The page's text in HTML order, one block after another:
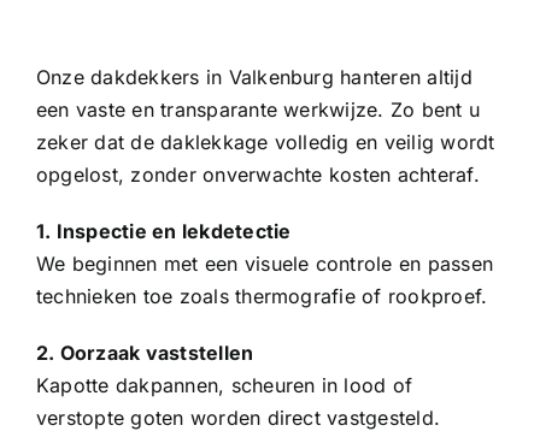
Onze dakdekkers in Valkenburg hanteren altijd
een vaste en transparante werkwijze. Zo bent u
zeker dat de daklekkage volledig en veilig wordt
opgelost, zonder onverwachte kosten achteraf.
1. Inspectie en lekdetectie
We beginnen met een visuele controle en passen
technieken toe zoals thermografie of rookproef.
2. Oorzaak vaststellen
Kapotte dakpannen, scheuren in lood of
verstopte goten worden direct vastgesteld.